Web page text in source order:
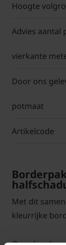
Hoogte
Advies aantal
vierkante
Door ons
potmaat
Artikelcode
Met dit
kleurrijke